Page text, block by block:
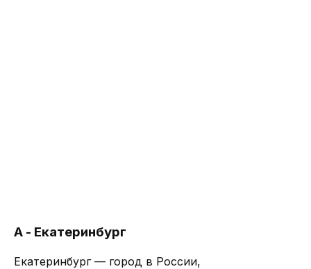
А - Екатеринбург
Екатеринбург — город в России,